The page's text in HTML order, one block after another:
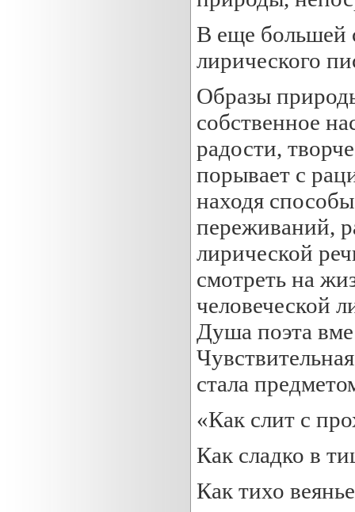
В еще большей
лирического
Образы
собственное
радости,
порывает с
находя
переживаний,
лирической
смотреть на
человеческой
Душа поэта
стала
«Как слит с
Как сладко в
Как тихо